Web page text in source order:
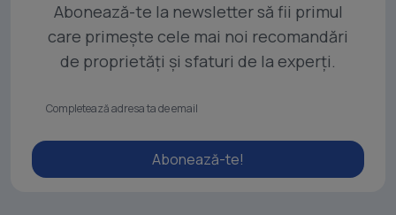
Abonează-te la newsletter să fii primul
care primește cele mai noi recomandări
de proprietăți și sfaturi de la experți.
Abonează-te!